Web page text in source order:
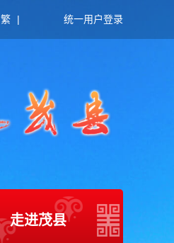
繁 | 统一用户登录
走进茂县